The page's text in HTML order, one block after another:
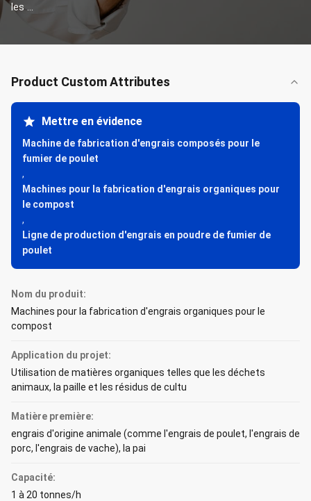
les ...
Product Custom Attributes
Mettre en évidence
Machine de fabrication d'engrais composés pour le
fumier de poulet
,
Machines pour la fabrication d'engrais organiques pour
le compost
,
Ligne de production d'engrais en poudre de fumier de
poulet
Nom du produit:
Machines pour la fabrication d'engrais organiques pour le
compost
Application du projet:
Utilisation de matières organiques telles que les déchets
animaux, la paille et les résidus de cultu
Matière première:
engrais d'origine animale (comme l'engrais de poulet, l'engrais de
porc, l'engrais de vache), la pai
Capacité:
1 à 20 tonnes/h